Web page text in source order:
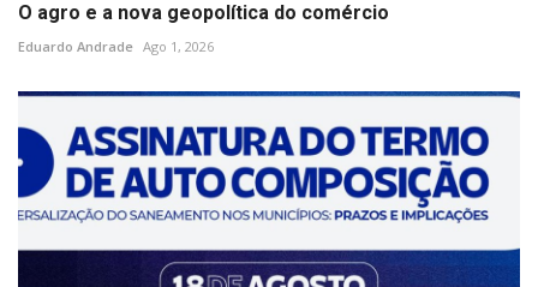
O agro e a nova geopolítica do comércio
Eduardo Andrade Ago 1, 2026